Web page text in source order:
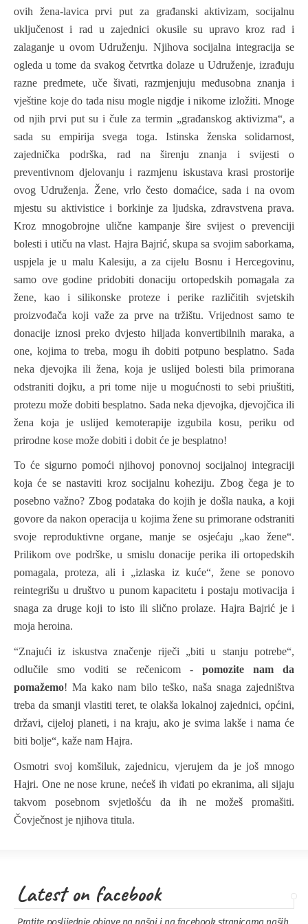
ovih žena-lavica prvi put za građanski aktivizam, socijalnu
uključenost i rad u zajednici okusile su upravo kroz rad i
zalaganje u ovom Udruženju. Njihova socijalna integracija se
ogleda u tome da svakog četvrtka dolaze u Udruženje, izrađuju
razne predmete, uče šivati, razmjenjuju međusobna znanja i
vještine koje do tada nisu mogle nigdje i nikome izložiti. Mnoge
od njih prvi put su i čule za termin „građanskog aktivizma“, a
sada su empirija svega toga. Istinska ženska solidarnost,
zajednička podrška, rad na širenju znanja i svijesti o
preventivnom djelovanju i razmjenu iskustava krasi prostorije
ovog Udruženja. Žene, vrlo često domaćice, sada i na ovom
mjestu su aktivistice i borkinje za ljudska, zdravstvena prava.
Kroz mnogobrojne ulične kampanje šire svijest o prevenciji
bolesti i utiču na vlast. Hajra Bajrić, skupa sa svojim saborkama,
uspjela je u malu Kalesiju, a za cijelu Bosnu i Hercegovinu,
samo ove godine pridobiti donaciju ortopedskih pomagala za
žene, kao i silikonske proteze i perike različitih svjetskih
proizvođača koji važe za prve na tržištu. Vrijednost samo te
donacije iznosi preko dvjesto hiljada konvertibilnih maraka, a
one, kojima to treba, mogu ih dobiti potpuno besplatno. Sada
neka djevojka ili žena, koja je uslijed bolesti bila primorana
odstraniti dojku, a pri tome nije u mogućnosti to sebi priuštiti,
protezu može dobiti besplatno. Sada neka djevojka, djevojčica ili
žena koja je uslijed kemoterapije izgubila kosu, periku od
prirodne kose može dobiti i dobit će je besplatno!
To će sigurno pomoći njihovoj ponovnoj socijalnoj integraciji
koja će se nastaviti kroz socijalnu koheziju. Zbog čega je to
posebno važno? Zbog podataka do kojih je došla nauka, a koji
govore da nakon operacija u kojima žene su primorane odstraniti
svoje reproduktivne organe, manje se osjećaju „kao žene“.
Prilikom ove podrške, u smislu donacije perika ili ortopedskih
pomagala, proteza, ali i „izlaska iz kuće“, žene se ponovo
reintegrišu u društvo u punom kapacitetu i postaju motivacija i
snaga za druge koji to isto ili slično prolaze. Hajra Bajrić je i
moja heroina.
“Znajući iz iskustva značenje riječi „biti u stanju potrebe“,
odlučile smo voditi se rečenicom - pomozite nam da
pomažemo! Ma kako nam bilo teško, naša snaga zajedništva
treba da smanji vlastiti teret, te olakša lokalnoj zajednici, općini,
državi, cijeloj planeti, i na kraju, ako je svima lakše i nama će
biti bolje“, kaže nam Hajra.
Osmotri svoj komšiluk, zajednicu, vjerujem da je još mnogo
Hajri. One ne nose krune, nećeš ih viđati po ekranima, ali sijaju
takvom posebnom svjetlošću da ih ne možeš promašiti.
Čovječnost je njihova titula.
Latest on facebook